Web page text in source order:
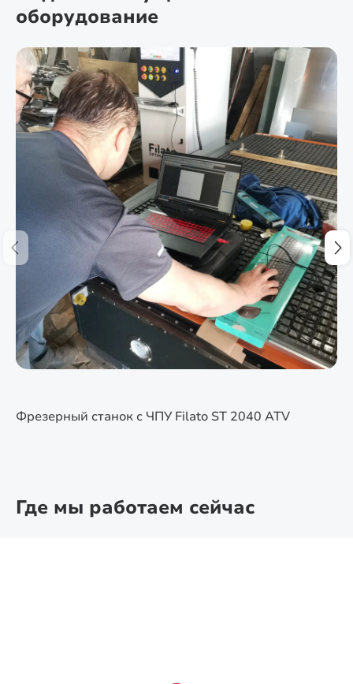
оборудование
Фрезерный станок с ЧПУ Filato ST 2040 ATV
Где мы работаем сейчас